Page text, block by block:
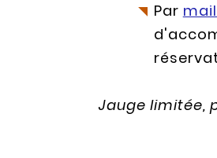
Par mail
Jauge limitée,